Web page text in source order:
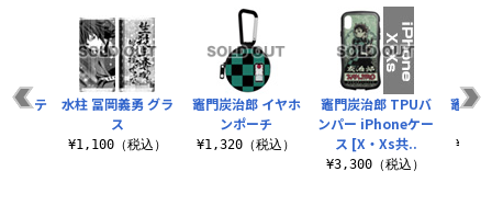
竈門炭治郎 イヤホ
ンポーチ
¥1,320（税込）
竈門炭治郎 TPUバ
ンパー iPhoneケー
ス [X・Xs共..
¥3,300（税込）
竈門
コッテ
水柱 冨岡義勇 グラ
ス
¥1,100（税込）